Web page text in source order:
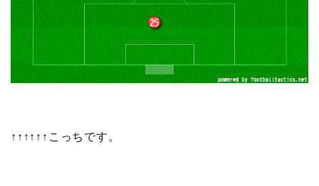
↑↑↑↑↑↑こっちです。